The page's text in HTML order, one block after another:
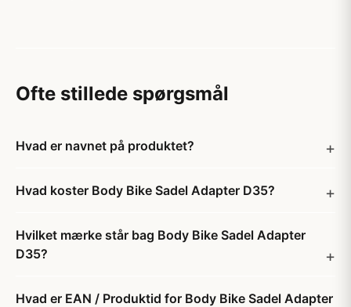
Ofte stillede spørgsmål
Hvad er navnet på produktet?
Hvad koster Body Bike Sadel Adapter D35?
Hvilket mærke står bag Body Bike Sadel Adapter
D35?
Hvad er EAN / Produktid for Body Bike Sadel Adapter